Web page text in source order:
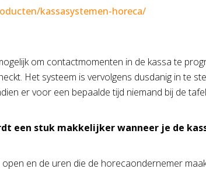
kassasystemen-horeca/
om contactmomenten in de kassa te
Het systeem is vervolgens dusdanig in te
er voor een bepaalde tijd niemand bij de
een stuk makkelijker wanneer je de
en de uren die de horecaondernemer